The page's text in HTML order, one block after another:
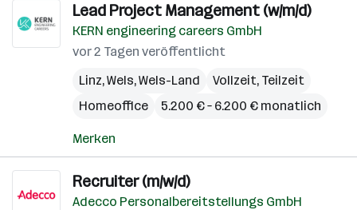
Lead Project Management (w/m/d)
KERN engineering careers GmbH
vor 2 Tagen veröffentlicht
Linz,Wels,Wels-Land
Vollzeit, Teilzeit
Homeoffice
5.200 € – 6.200 € monatlich
Merken
Recruiter (m/w/d)
Adecco Personalbereitstellungs GmbH